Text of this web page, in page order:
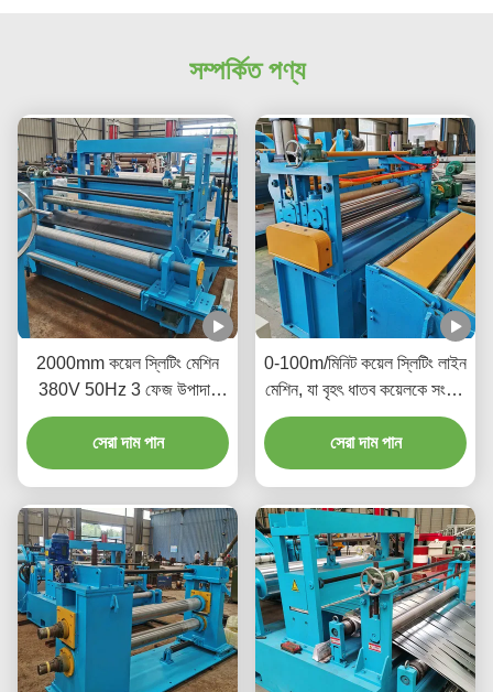
সম্পর্কিত পণ্য
2000mm কয়েল স্লিটিং মেশিন
380V 50Hz 3 ফেজ উপাদান
প্রাপ্যতা বৃদ্ধি করে
সেরা দাম পান
0-100m/মিনিট কয়েল স্লিটিং লাইন
মেশিন, যা বৃহৎ ধাতব কয়েলকে সংকীর্ণ
ফিতায় কাটার জন্য ব্যবহৃত হয়
সেরা দাম পান